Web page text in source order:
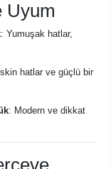
Uyum
: Yumuşak hatlar,
hatlar ve güçlü bir
: Modern ve dikkat